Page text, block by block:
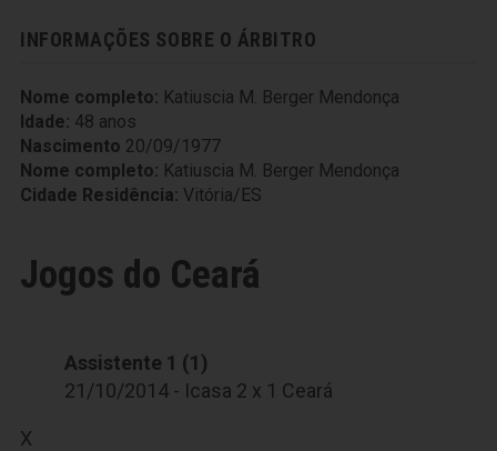
INFORMAÇÕES SOBRE O ÁRBITRO
Nome completo: Katiuscia M. Berger Mendonça
Idade: 48 anos
Nascimento 20/09/1977
Nome completo: Katiuscia M. Berger Mendonça
Cidade Residência: Vitória/ES
Jogos do Ceará
Assistente 1 (1)
21/10/2014 - Icasa 2 x 1 Ceará
X